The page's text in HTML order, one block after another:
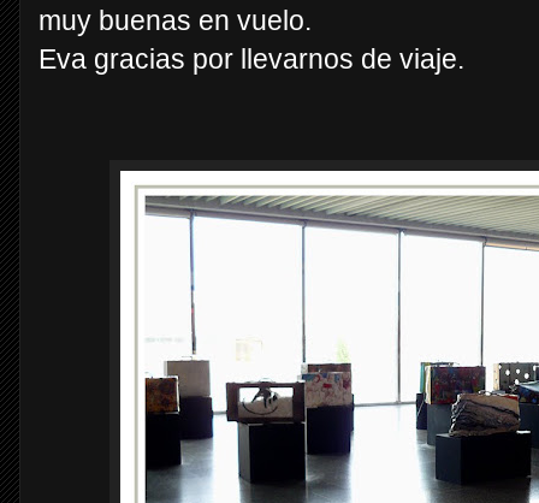
muy buenas en vuelo.
Eva gracias por llevarnos de viaje.